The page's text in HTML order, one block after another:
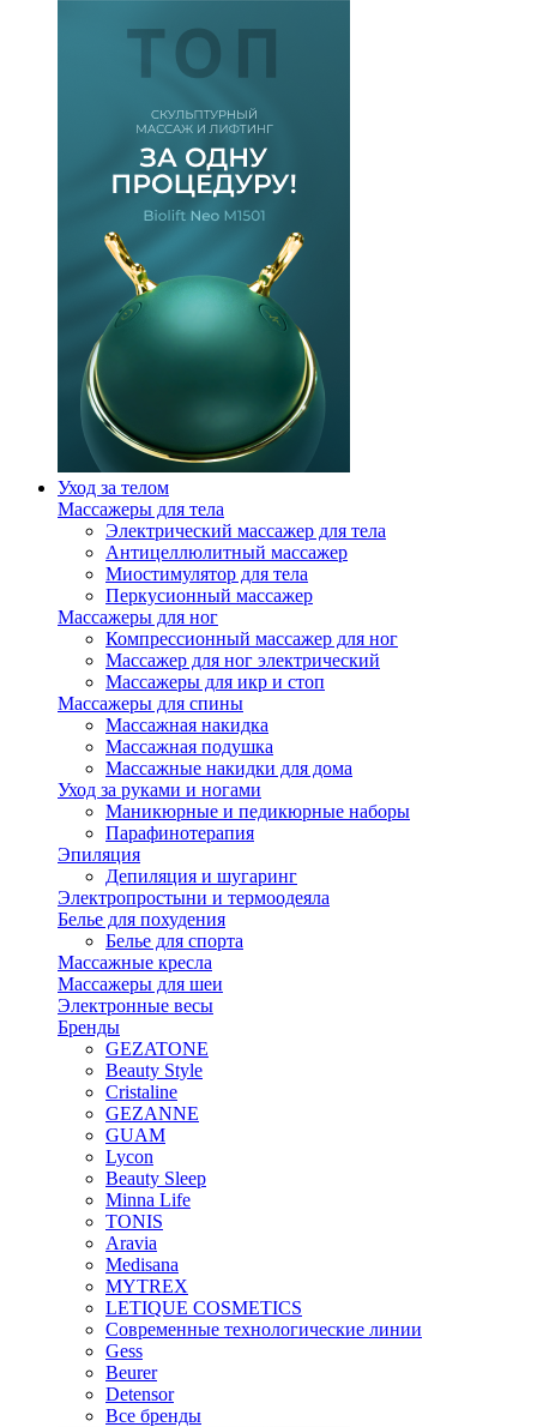
Уход за телом
Массажеры для тела
Электрический массажер для тела
Антицеллюлитный массажер
Миостимулятор для тела
Перкусионный массажер
Массажеры для ног
Компрессионный массажер для ног
Массажер для ног электрический
Массажеры для икр и стоп
Массажеры для спины
Массажная накидка
Массажная подушка
Массажные накидки для дома
Уход за руками и ногами
Маникюрные и педикюрные наборы
Парафинотерапия
Эпиляция
Депиляция и шугаринг
Электропростыни и термоодеяла
Белье для похудения
Белье для спорта
Массажные кресла
Массажеры для шеи
Электронные весы
Бренды
GEZATONE
Beauty Style
Cristaline
GEZANNE
GUAM
Lycon
Beauty Sleep
Minna Life
TONIS
Aravia
Medisana
MYTREX
LETIQUE COSMETICS
Современные технологические линии
Gess
Beurer
Detensor
Все бренды